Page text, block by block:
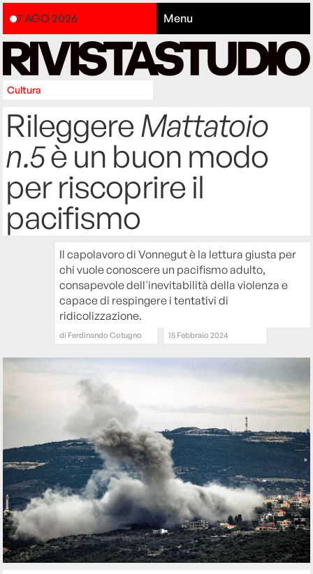
7 AGO 2026 Menu
Cultura
RileggereMattatoio
n.5è un buon modo
per riscoprire il
pacifismo
Il capolavoro di Vonnegut è la lettura giusta per
chi vuole conoscere un pacifismo adulto,
consapevole dell'inevitabilità della violenza e
capace di respingere i tentativi di
ridicolizzazione.
di Ferdinando Cotugno 15 Febbraio 2024